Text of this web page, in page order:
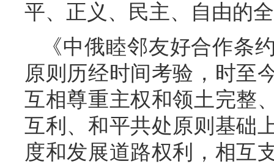
平、正义、民主、自由的
《中俄睦邻友好合作条
原则历经时间考验，时至
互相尊重主权和领土完整
互利、和平共处原则基础
度和发展道路权利，相互